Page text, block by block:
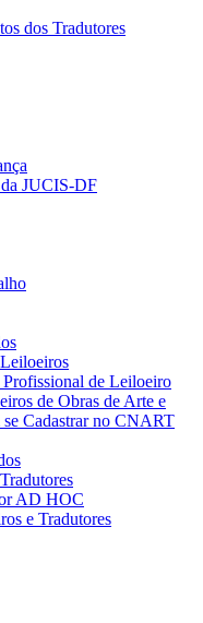
dos Tradutores
JUCIS-DF
de Leiloeiro
de Obras de Arte e
Cadastrar no CNART
AD HOC
e Tradutores